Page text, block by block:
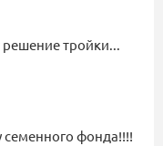
тройки...
семенного фонда!!!!